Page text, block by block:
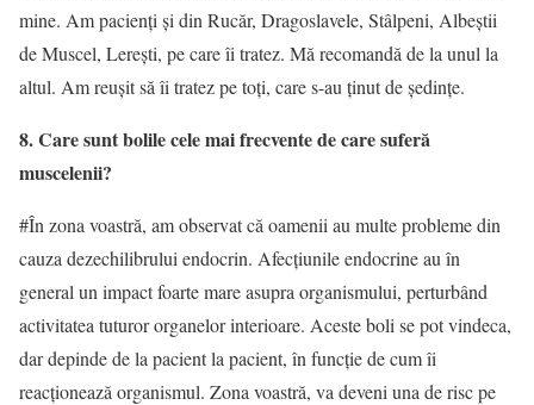
mine. Am pacienţi şi din Rucăr, Dragoslavele, Stâlpeni, Albeştii
de Muscel, Lereşti, pe care îi tratez. Mă recomandă de la unul la
altul. Am reuşit să îi tratez pe toţi, care s-au ţinut de şedinţe.
8. Care sunt bolile cele mai frecvente de care suferă
muscelenii?
#În zona voastră, am observat că oamenii au multe probleme din
cauza dezechilibrului endocrin. Afecţiunile endocrine au în
general un impact foarte mare asupra organismului, perturbând
activitatea tuturor organelor interioare. Aceste boli se pot vindeca,
dar depinde de la pacient la pacient, în funcţie de cum îi
reacţionează organismul. Zona voastră, va deveni una de risc pe